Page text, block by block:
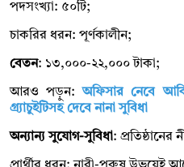
পদসংখ্যা: ৫০টি;
চাকরির ধরন: পূর্ণকালীন;
বেতন: ১৩,০০০-২২,০০০ টাকা;
আরও পড়ুন:অফিসার নেবে
গ্র্যাচুইটিসহ দেবে নানা সুবিধা
অন্যান্য সুযোগ-সুবিধা: প্রতিষ্ঠানের